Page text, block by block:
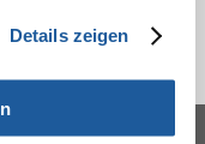
Details zeigen
Versand